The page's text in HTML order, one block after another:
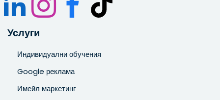
Услуги
Индивидуални обучения
Google реклама
Имейл маркетинг